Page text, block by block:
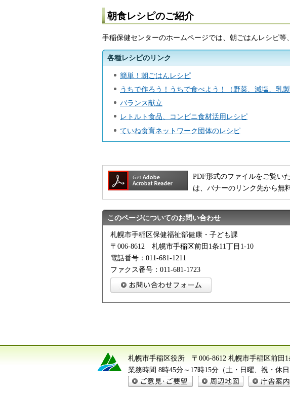
朝食レシピのご紹介
手稲保健センターのホームページでは、朝ごはんレシピ
各種レシピのリンク
簡単！朝ごはんレシピ
うちで作ろう！うちで食べよう！（野菜、減塩、乳
バランス献立
レトルト食品、コンビニ食材活用レシピ
ていね食育ネットワーク団体のレシピ
PDF形式のファイルをご覧い
は、バナーのリンク先から無
このページについてのお問い合わせ
札幌市手稲区保健福祉部健康・子ども課
〒006-8612 札幌市手稲区前田1条11丁目1-10
電話番号：011-681-1211
ファクス番号：011-681-1723
札幌市手稲区役所 〒006-8612 札幌市手稲区前田
業務時間 8時45分～17時15分（土・日曜、祝・休
ご意見・ご要望
周辺地図 庁舎案内・